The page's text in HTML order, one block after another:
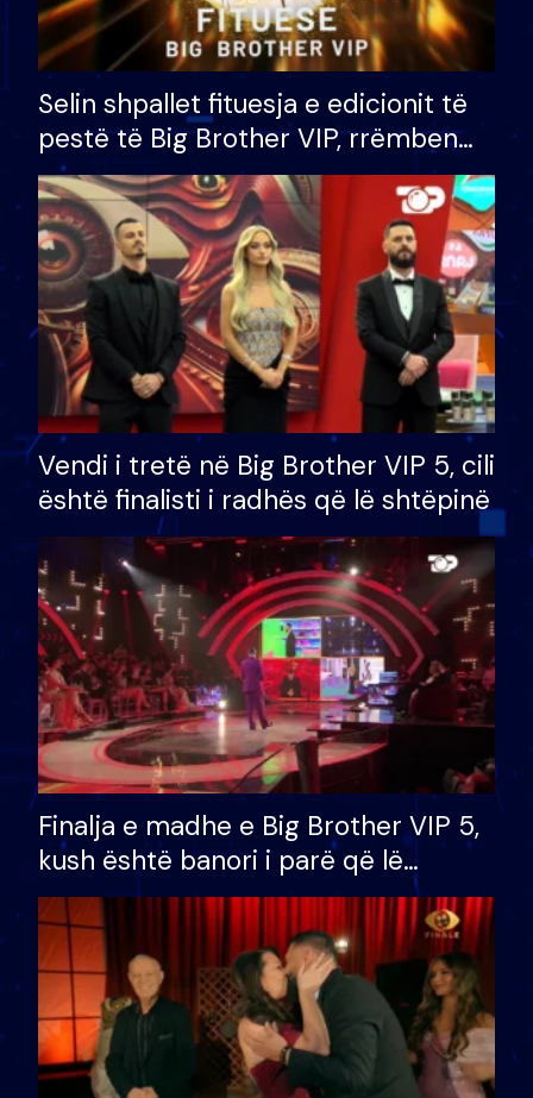
Selin shpallet fituesja e edicionit të
pestë të Big Brother VIP, rrëmben
çmimin e madh prej 100 mijë eurosh
Vendi i tretë në Big Brother VIP 5, cili
është finalisti i radhës që lë shtëpinë
Finalja e madhe e Big Brother VIP 5,
kush është banori i parë që lë
shtëpinë dhe humb mundësinë për
të fituar çmimin e madh